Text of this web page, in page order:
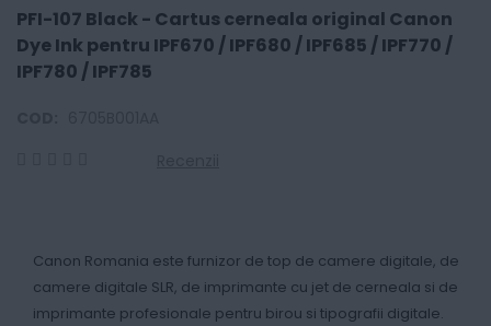
PFI-107 Black - Cartus cerneala original Canon
Dye Ink pentru IPF670 / IPF680 / IPF685 / IPF770 /
IPF780 / IPF785
Canon Romania este furnizor de top de camere digitale, de
camere digitale SLR, de imprimante cu jet de cerneala si de
imprimante profesionale pentru birou si tipografii digitale.